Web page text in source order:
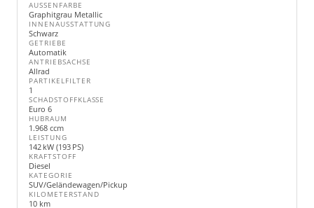
AUSSENFARBE
Graphitgrau Metallic
INNENAUSSTATTUNG
Schwarz
GETRIEBE
Automatik
ANTRIEBSACHSE
Allrad
PARTIKELFILTER
1
SCHADSTOFFKLASSE
Euro 6
HUBRAUM
1.968 ccm
LEISTUNG
142 kW (193 PS)
KRAFTSTOFF
Diesel
KATEGORIE
SUV/Geländewagen/Pickup
KILOMETERSTAND
10 km